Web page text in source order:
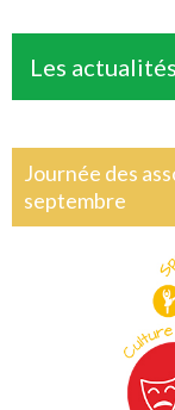
Les actualités
Journée des
septembre